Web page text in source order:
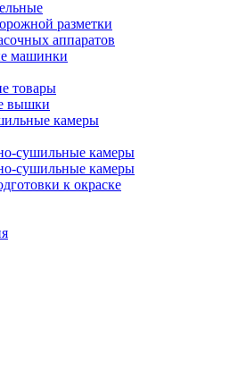
разметки
аппаратов
машинки
товары
вышки
камеры
сушильные камеры
сушильные камеры
к окраске